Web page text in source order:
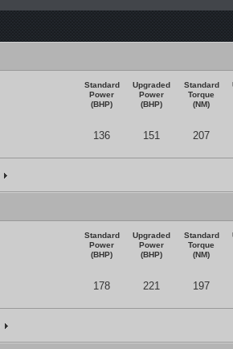
Standard
Power
(BHP)
Upgraded
Power
(BHP)
Standard
Torque
(NM)
136 151 207
Standard
Power
(BHP)
Upgraded
Power
(BHP)
Standard
Torque
(NM)
178 221 197